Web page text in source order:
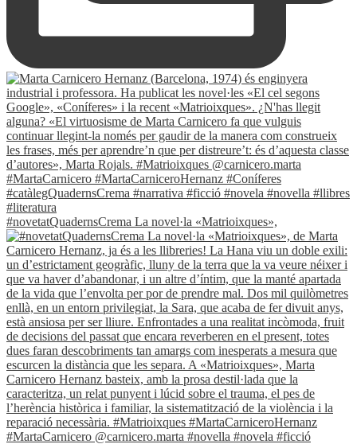
#novetatQuadernsCrema La novel·la «Matrioixques»,